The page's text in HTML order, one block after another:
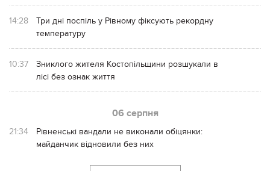
14:28
Три дні поспіль у Рівному фіксують рекордну
температуру
10:37
Зниклого жителя Костопільщини розшукали в
лісі без ознак життя
06 серпня
21:34
Рівненські вандали не виконали обіцянки:
майданчик відновили без них